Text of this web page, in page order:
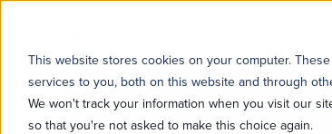
This website stores cookies on your computer.
services to you, both on this website and through
We won't track your information when you visit our
so that you're not asked to make this choice again.